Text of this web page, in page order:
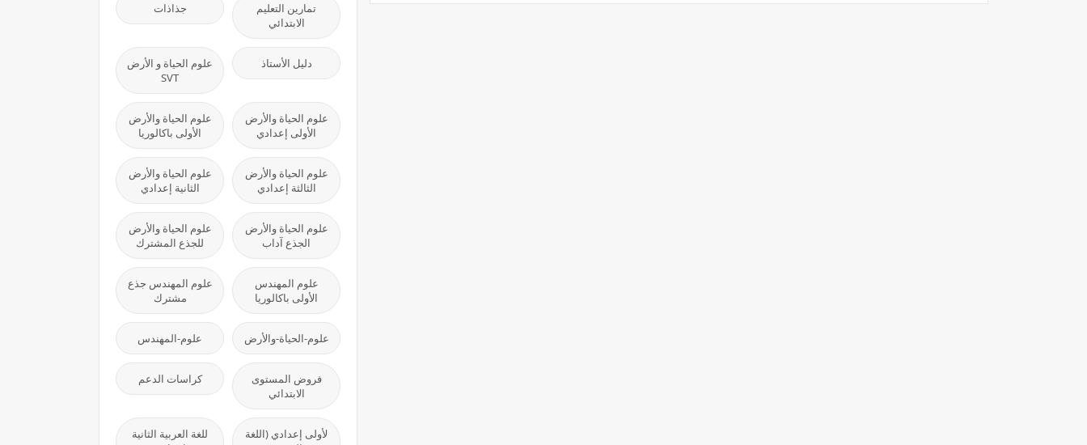
تمارين التعليم
الابتدائي
جذاذات
دليل الأستاذ
علوم الحياة و الأرض
SVT
علوم الحياة والأرض
الأولى إعدادي
علوم الحياة والأرض
الأولى باكالوريا
علوم الحياة والأرض
الثالثة إعدادي
علوم الحياة والأرض
الثانية إعدادي
علوم الحياة والأرض
الجذع آداب
علوم الحياة والأرض
للجذع المشترك
علوم المهندس
الأولى باكالوريا
علوم المهندس جذع
مشترك
علوم-الحياة-والأرض علوم-المهندس
فروض المستوى
الابتدائي
كراسات الدعم
لأولى إعدادي (اللغة
للغة العربية الثانية